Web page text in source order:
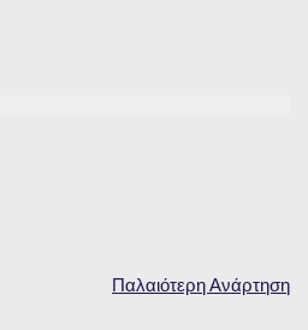
Παλαιότερη Ανάρτηση